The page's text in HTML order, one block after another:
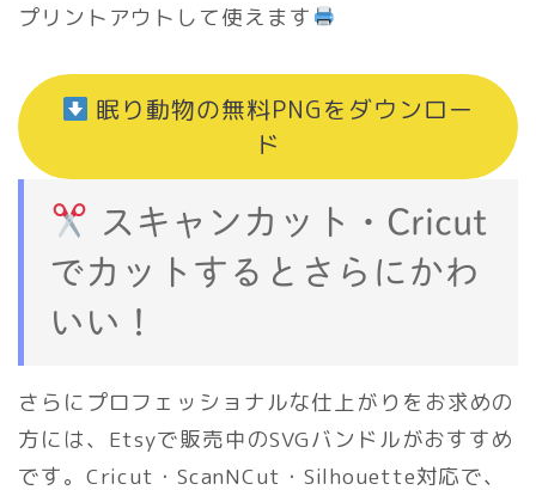
プリントアウトして使えます
眠り動物の無料PNGをダウンロー
ド
スキャンカット・Cricut
でカットするとさらにかわ
いい！
さらにプロフェッショナルな仕上がりをお求めの
方には、Etsyで販売中のSVGバンドルがおすすめ
です。Cricut・ScanNCut・Silhouette対応で、